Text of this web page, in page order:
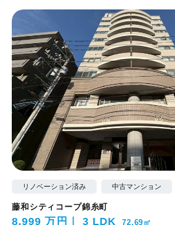
リノベーション済み 中古マンション
藤和シティコープ錦糸町
8,999 万円 3 LDK 72.69㎡